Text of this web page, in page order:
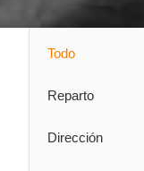
Todo
Reparto
Dirección